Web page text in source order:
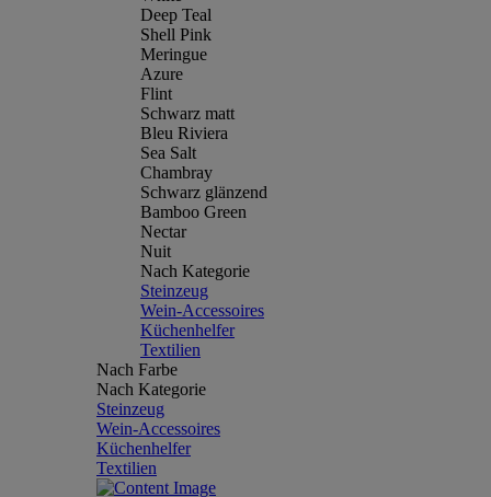
Deep Teal
Shell Pink
Meringue
Azure
Flint
Schwarz matt
Bleu Riviera
Sea Salt
Chambray
Schwarz glänzend
Bamboo Green
Nectar
Nuit
Nach Kategorie
Steinzeug
Wein-Accessoires
Küchenhelfer
Textilien
Nach Farbe
Nach Kategorie
Steinzeug
Wein-Accessoires
Küchenhelfer
Textilien